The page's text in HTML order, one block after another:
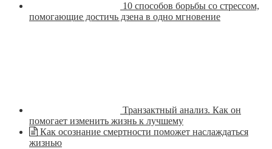
10 способов борьбы со стрессом,
помогающие достичь дзена в одно мгновение
Транзактный анализ. Как он
помогает изменить жизнь к лучшему
Как осознание смертности поможет наслаждаться
жизнью